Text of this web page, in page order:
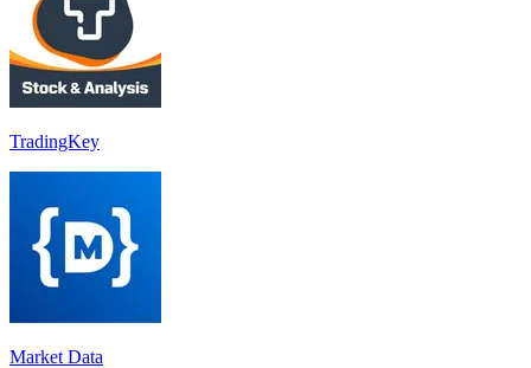
TradingKey
Market Data